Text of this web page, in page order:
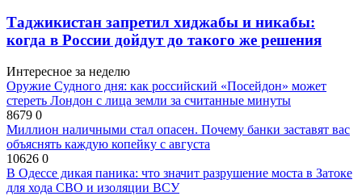
Таджикистан запретил хиджабы и никабы:
когда в России дойдут до такого же решения
Интересное за неделю
Оружие Судного дня: как российский «Посейдон» может
стереть Лондон с лица земли за считанные минуты
8679 0
Миллион наличными стал опасен. Почему банки заставят вас
объяснять каждую копейку с августа
10626 0
В Одессе дикая паника: что значит разрушение моста в Затоке
для хода СВО и изоляции ВСУ